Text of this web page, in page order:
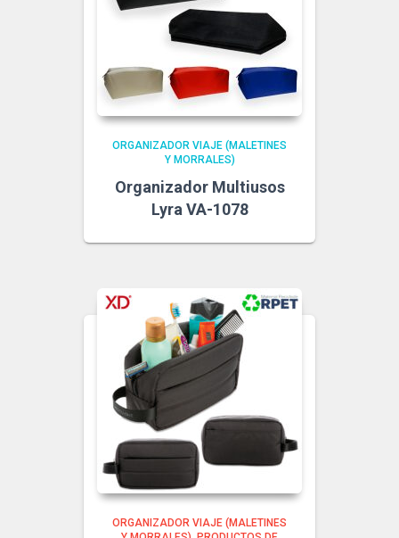
ORGANIZADOR VIAJE (MALETINES
Y MORRALES)
Organizador Multiusos
Lyra VA-1078
ORGANIZADOR VIAJE (MALETINES